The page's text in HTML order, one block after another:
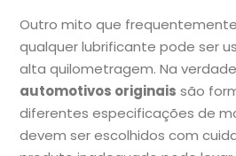
Outro mito que
qualquer lubrificante pode ser
alta quilometragem. Na
automotivos originais são
diferentes especificações de
devem ser escolhidos com